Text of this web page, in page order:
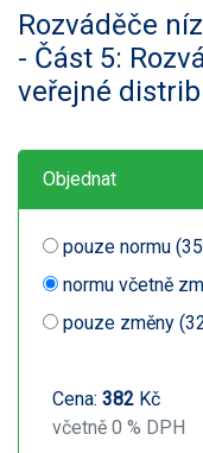
Rozváděče
- Část 5:
veřejné
Objednat
pouze normu
normu včetně
pouze změny
Cena: 382 Kč
včetně 0 % DPH